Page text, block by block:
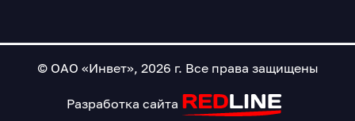
© ОАО «Инвет», 2026 г. Все права защищены
Разработка сайта